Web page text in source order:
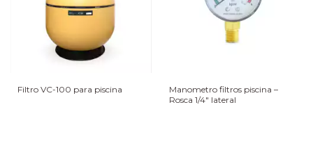
Filtro VC-100 para piscina
Manometro filtros piscina –
Rosca 1/4″ lateral